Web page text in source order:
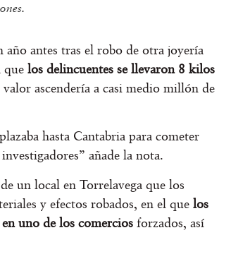
año antes tras el robo de otra joyería
que los delincuentes se llevaron 8 kilos
ascendería a casi medio millón de
hasta Cantabria para cometer
añade la nota.
un local en Torrelavega que los
y efectos robados, en el que los
uno de los comercios forzados, así